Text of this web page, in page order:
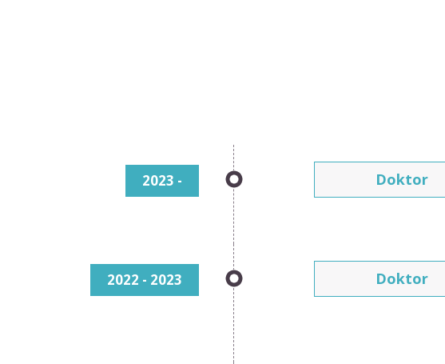
2023 - Doktor
2022 - 2023 Doktor